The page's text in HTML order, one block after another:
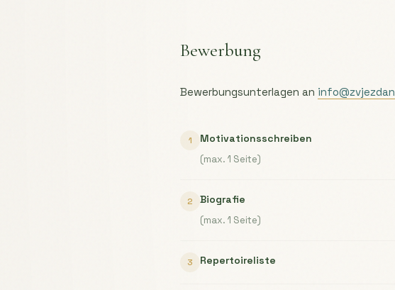
Bewerbung
Bewerbungsunterlagen an
1 Motivationsschreiben
(max. 1 Seite)
2 Biografie
(max. 1 Seite)
3 Repertoireliste